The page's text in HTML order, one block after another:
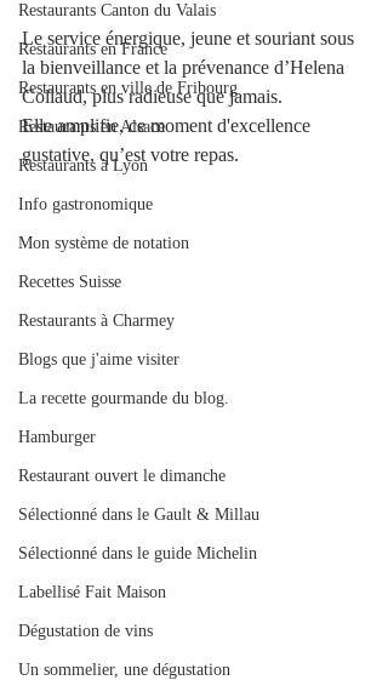
Restaurants Canton du Valais
Restaurants en France
Restaurants en ville de Fribourg
Restaurants en Alsace
Restaurants à Lyon
Info gastronomique
Mon système de notation
Recettes Suisse
Restaurants à Charmey
Blogs que j'aime visiter
La recette gourmande du blog.
Hamburger
Restaurant ouvert le dimanche
Sélectionné dans le Gault & Millau
Sélectionné dans le guide Michelin
Labellisé Fait Maison
Dégustation de vins
Un sommelier, une dégustation
Le service énergique, jeune et souriant sous
la bienveillance et la prévenance d’Helena
Collaud, plus radieuse que jamais.
Elle amplifie, ce moment d'excellence
gustative, qu’est votre repas.